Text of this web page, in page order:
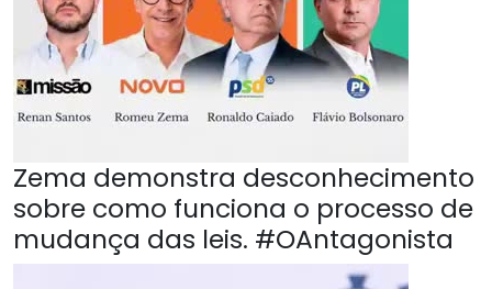
Zema demonstra desconhecimento
sobre como funciona o processo de
mudança das leis. #OAntagonista